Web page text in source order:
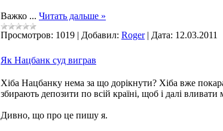
Важко ... Читать дальше »
Просмотров: 1019 | Добавил: Roger | Дата: 12.03.2011
Як Нацбанк суд виграв
Хіба Нацбанку нема за що дорікнути? Хіба вже
збирають депозити по всій країні, щоб і далі вливати
Дивно, що про це пишу я.